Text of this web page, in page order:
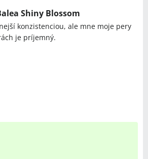
Shiny Blossom
konzistenciou, ale mne moje pery
je príjemný.